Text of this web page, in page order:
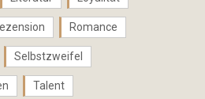
Romance
Selbstzweifel
Talent